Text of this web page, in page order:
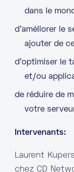
dans le
d’améliorer le
ajouter de
d’optimiser le
et/ou
de réduire de
votre
Intervenants:
Laurent
chez CD